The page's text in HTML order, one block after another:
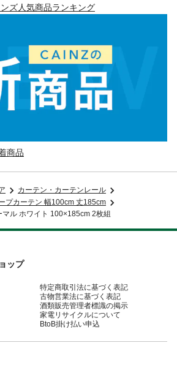
ズ人気商品ランキング
商品
カーテン・カーテンレール
プカーテン 幅100cm 丈185cm
ル ホワイト 100×185cm 2枚組
ップ
特定商取引法に基づく表記
古物営業法に基づく表記
酒類販売管理者標識の掲示
家電リサイクルについて
BtoB掛け払い申込